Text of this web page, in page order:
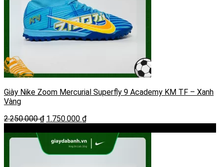
Giày Nike Zoom Mercurial Superfly 9 Academy KM TF – Xanh
Vàng
2.250.000₫ Giá
2.250.000 ₫.
1.750.000 ₫Giá
tại
là:
1.750.000 ₫.